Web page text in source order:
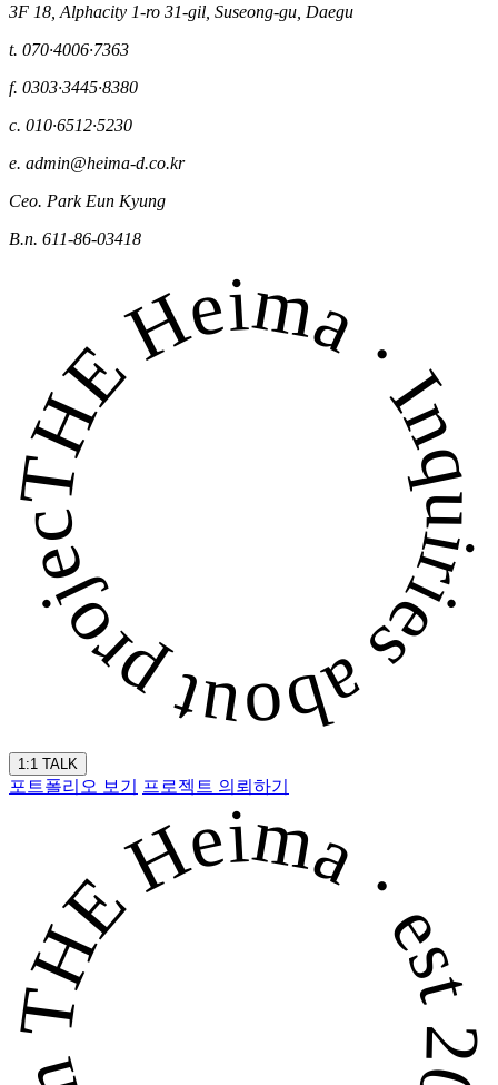
3F 18, Alphacity 1-ro 31-gil, Suseong-gu, Daegu
t. 070·4006·7363
f. 0303·3445·8380
c. 010·6512·5230
e. admin@heima-d.co.kr
Ceo. Park Eun Kyung
B.n. 611-86-03418
THE Heima · Inquiries about projects · est.2010 ·
1:1 TALK
포트폴리오 보기 프로젝트 의뢰하기